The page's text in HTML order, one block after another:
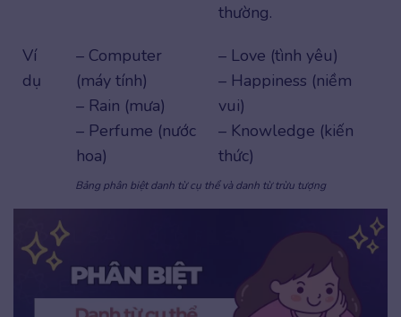
thường.
Ví
dụ
– Computer
(máy tính)
– Rain (mưa)
– Perfume (nước
hoa)
– Love (tình yêu)
– Happiness (niềm
vui)
– Knowledge (kiến
thức)
Bảng phân biệt danh từ cụ thể và danh từ trừu tượng